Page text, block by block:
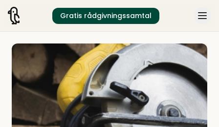
Gratis rådgivningssamtal